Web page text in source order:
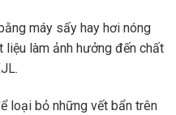
máy sấy hay hơi nóng
làm ảnh hưởng đến chất
loại bỏ những vết bẩn trên